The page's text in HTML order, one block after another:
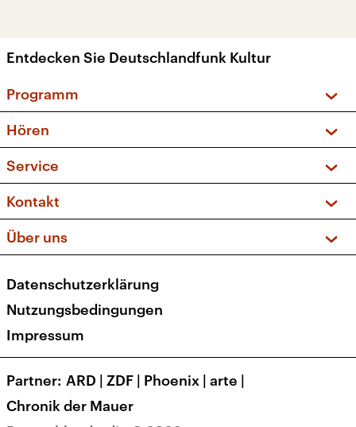
Entdecken Sie Deutschlandfunk Kultur
Programm
Sendungen und Podcasts
Musikliste
Kakadu – Das Kinderprogramm
Hören
Frequenzen (UKW + DAB+)
Service
FAQ
Apps
Newsletter
Veranstaltungen
Kontakt
Social Media
Über uns
Presse
Karriere
Transparenz
Datenschutzerklärung
Nutzungsbedingungen
Impressum
Partner ARD | ZDF | Phoenix | arte |
Chronik der Mauer